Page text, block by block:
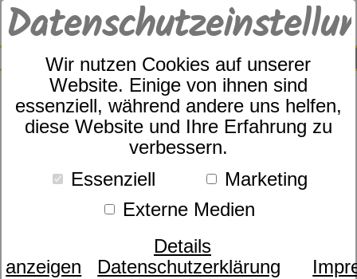
Wir nutzen Cookies auf unserer
Website. Einige von ihnen sind
essenziell, während andere uns helfen,
diese Website und Ihre Erfahrung zu
verbessern.
Essenziell
Marketing
Externe Medien
Details
anzeigen
Datenschutzerklärung
SUCHE
0
Apelt Art.Nr. Matti/10